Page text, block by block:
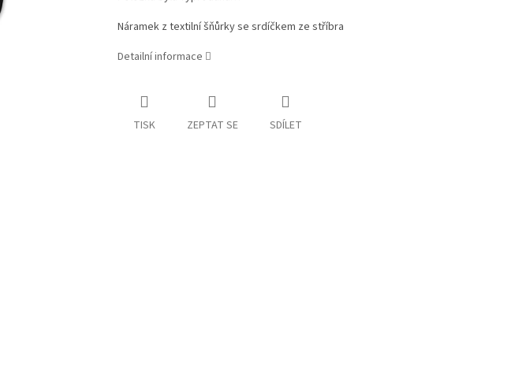
Náramek z textilní šňůrky se srdíčkem ze stříbra
Detailní informace
TISK ZEPTAT SE SDÍLET